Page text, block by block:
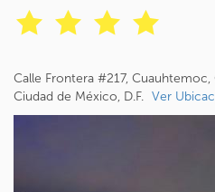
Calle Frontera #217,
Ciudad de México, D.F. Ver